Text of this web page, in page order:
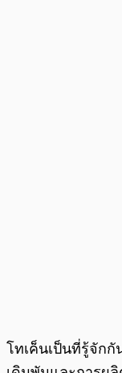
โทเค็นเป็นที่รู้จักกั